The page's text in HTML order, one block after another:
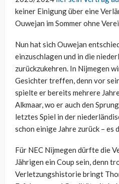
keiner Einigung über eine
Ouwejan im Sommer ohne
Nun hat sich Ouwejan
einzuschlagen und in die
zurückzukehren. In Nijmegen
Gesichter treffen, denn vor
spielte er bereits mehrere
Alkmaar, wo er auch den
letztes Spiel in der
schon einige Jahre zurück –
Für NEC Nijmegen dürfte die
Jährigen ein Coup sein, denn
Verletzungshistorie bringt